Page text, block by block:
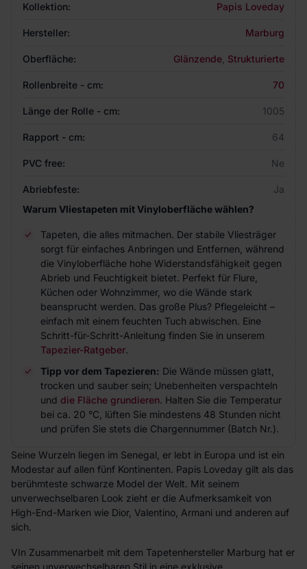
Kollektion: Papis Loveday
Hersteller: Marburg
Oberfläche: Glänzende Strukturierte
Rollenbreite - cm: 70
Länge der Rolle - cm: 1005
Rapport - cm: 64
PVC free: Ne
Abriebfeste:
Ja
Warum Vliestapeten mit Vinyloberfläche wählen?
Tapeten, die alles mitmachen. Der stabile Vliesträger
sorgt für einfaches Anbringen und Entfernen, während
die Vinyloberfläche hohe Widerstandsfähigkeit gegen
Abrieb und Feuchtigkeit bietet. Perfekt für Flure,
Küchen oder Wohnzimmer, wo die Wände stark
beansprucht werden. Das große Plus? Pflegeleicht –
einfach mit einem feuchten Tuch abwischen. Eine
Schritt-für-Schritt-Anleitung finden Sie in unserem
Tapezier-Ratgeber.
Tipp vor dem Tapezieren: Die Wände müssen glatt,
trocken und sauber sein; Unebenheiten verspachteln
und die Fläche grundieren. Halten Sie die Temperatur
bei ca. 20 °C, lüften Sie mindestens 48 Stunden nicht
und prüfen Sie stets die Chargennummer (Batch Nr.).
Seine Wurzeln liegen im Senegal, er lebt in Europa und ist ein
Modestar auf allen fünf Kontinenten. Papis Loveday gilt als das
berühmteste schwarze Model der Welt. Mit seinem
unverwechselbaren Look zieht er die Aufmerksamkeit von
High-End-Marken wie Dior, Valentino, Armani und anderen auf
sich.
VIn Zusammenarbeit mit dem Tapetenhersteller Marburg hat er
seinen unverwechselbaren Stil in eine exklusive